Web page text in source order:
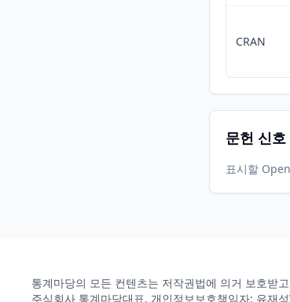
CRAN
문헌 신호
표시할
통계마당의 모든 컨텐츠는 저작권법에 의거 보호받
주식회사 통계마당대표, 개인정보보호책임자: 유재성